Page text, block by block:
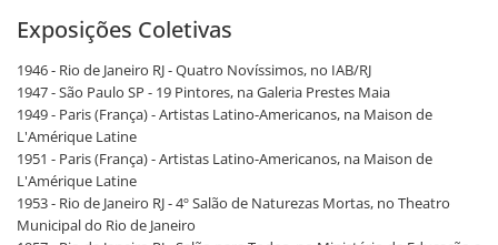
Exposições Coletivas
1946 - Rio de Janeiro RJ - Quatro Novíssimos, no IAB/RJ
1947 - São Paulo SP - 19 Pintores, na Galeria Prestes Maia
1949 - Paris (França) - Artistas Latino-Americanos, na Maison de
L'Amérique Latine
1951 - Paris (França) - Artistas Latino-Americanos, na Maison de
L'Amérique Latine
1953 - Rio de Janeiro RJ - 4º Salão de Naturezas Mortas, no Theatro
Municipal do Rio de Janeiro